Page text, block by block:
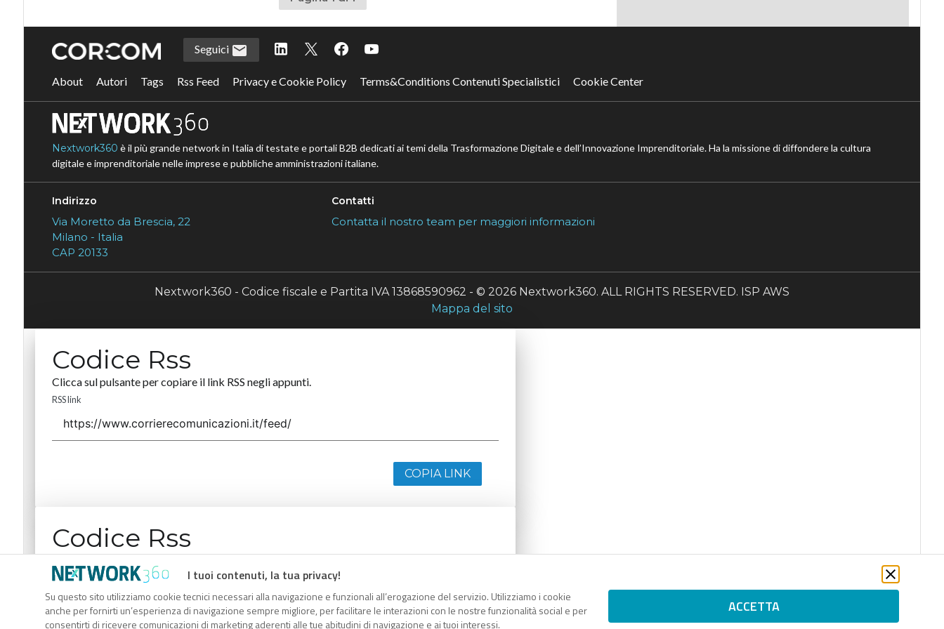
I tuoi contenuti, la tua privacy!
Su questo sito utilizziamo cookie tecnici necessari alla navigazione e funzionali all’erogazione del servizio. Utilizziamo i cookie
anche per fornirti un’esperienza di navigazione sempre migliore, per facilitare le interazioni con le nostre funzionalità social e per
consentirti di ricevere comunicazioni di marketing aderenti alle tue abitudini di navigazione e ai tuoi interessi.
ACCETTA
Seguici
About Autori Tags Rss Feed Privacy e Cookie Policy Terms&Conditions Contenuti Specialistici Cookie Center
Nextwork360 è il più grande network in Italia di testate e portali B2B dedicati ai temi della Trasformazione Digitale e dell’Innovazione Imprenditoriale. Ha la missione di diffondere la cultura
digitale e imprenditoriale nelle imprese e pubbliche amministrazioni italiane.
Indirizzo
Via Moretto da Brescia, 22
Milano - Italia
CAP 20133
Contatti
Contatta il nostro team per maggiori informazioni
Nextwork360 - Codice fiscale e Partita IVA 13868590962 - © 2026 Nextwork360. ALL RIGHTS RESERVED. ISP AWS
Mappa del sito
Codice Rss
Clicca sul pulsante per copiare il link RSS negli appunti.
RSS link
COPIA LINK
Codice Rss
RSS link